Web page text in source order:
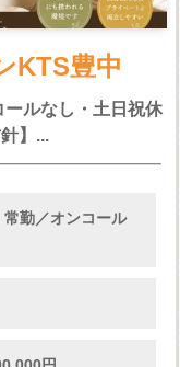
KTS豊中
ールなし・土日祝休
】...
勤／オンコール